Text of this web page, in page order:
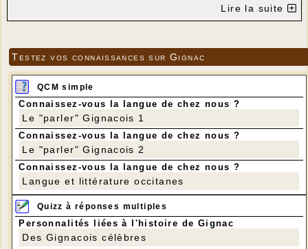
Lire la suite
Testez vos connaissances sur Gignac
QCM simple
Connaissez-vous la langue de chez nous ?
Le "parler" Gignacois 1
Connaissez-vous la langue de chez nous ?
Le "parler" Gignacois 2
Connaissez-vous la langue de chez nous ?
Langue et littérature occitanes
Quizz à réponses multiples
Personnalités liées à l'histoire de Gignac
Des Gignacois célèbres